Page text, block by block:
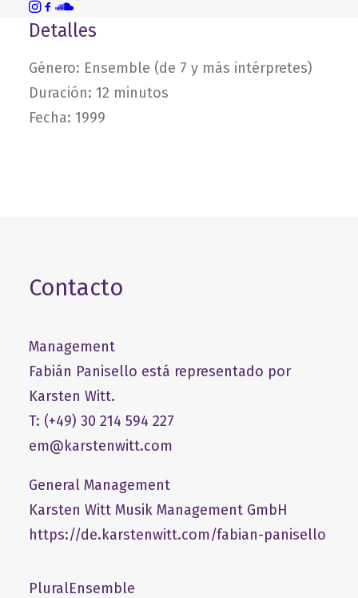
Detalles
Género: Ensemble (de 7 y más intérpretes)
Duración: 12 minutos
Fecha: 1999
Contacto
Management
Fabián Panisello está representado por
Karsten Witt.
T: (+49) 30 214 594 227
em@karstenwitt.com
General Management
​Karsten Witt Musik Management GmbH​
https://de.karstenwitt.com/fabian-panisello
PluralEnsemble